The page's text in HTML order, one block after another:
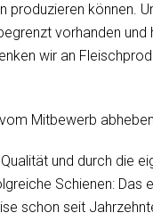
produzieren können.
vorhanden und
wir an
Mitbewerb
und durch die
Schienen: Das
schon seit